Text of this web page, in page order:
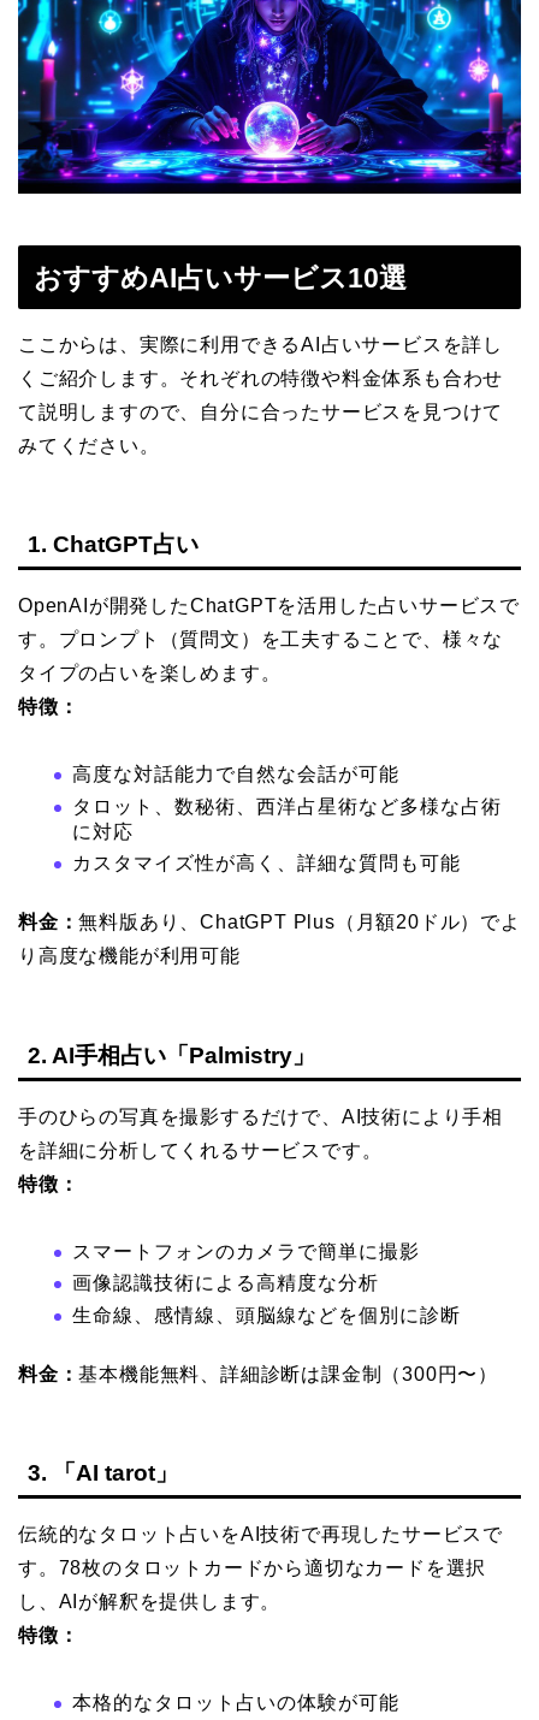
おすすめAI占いサービス10選
ここからは、実際に利用できるAI占いサービスを詳し
くご紹介します。それぞれの特徴や料金体系も合わせ
て説明しますので、自分に合ったサービスを見つけて
みてください。
1. ChatGPT占い
OpenAIが開発したChatGPTを活用した占いサービスで
す。プロンプト（質問文）を工夫することで、様々な
タイプの占いを楽しめます。
特徴：
高度な対話能力で自然な会話が可能
タロット、数秘術、西洋占星術など多様な占術
に対応
カスタマイズ性が高く、詳細な質問も可能
料金：無料版あり、ChatGPT Plus（月額20ドル）でよ
り高度な機能が利用可能
2. AI手相占い「Palmistry」
手のひらの写真を撮影するだけで、AI技術により手相
を詳細に分析してくれるサービスです。
特徴：
スマートフォンのカメラで簡単に撮影
画像認識技術による高精度な分析
生命線、感情線、頭脳線などを個別に診断
料金：基本機能無料、詳細診断は課金制（300円〜）
3. 「AI tarot」
伝統的なタロット占いをAI技術で再現したサービスで
す。78枚のタロットカードから適切なカードを選択
し、AIが解釈を提供します。
特徴：
本格的なタロット占いの体験が可能